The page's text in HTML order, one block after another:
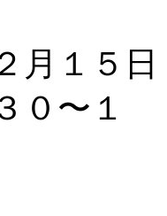
１５日
０〜１